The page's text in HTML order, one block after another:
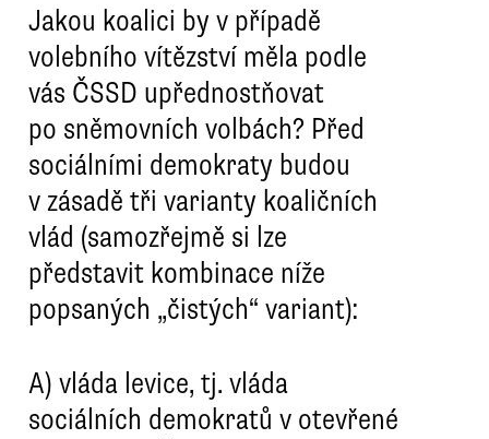
Jakou koalici by v případě
volebního vítězství měla podle
vás ČSSD upřednostňovat
po sněmovních volbách? Před
sociálními demokraty budou
v zásadě tři varianty koaličních
vlád (samozřejmě si lze
představit kombinace níže
popsaných „čistých“ variant):
A) vláda levice, tj. vláda
sociálních demokratů v otevřené